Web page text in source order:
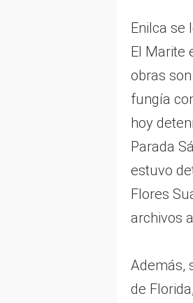
Enilca se
El Marite
obras
fungía
hoy
Parada
estuvo
Flores
archivos
Además,
de